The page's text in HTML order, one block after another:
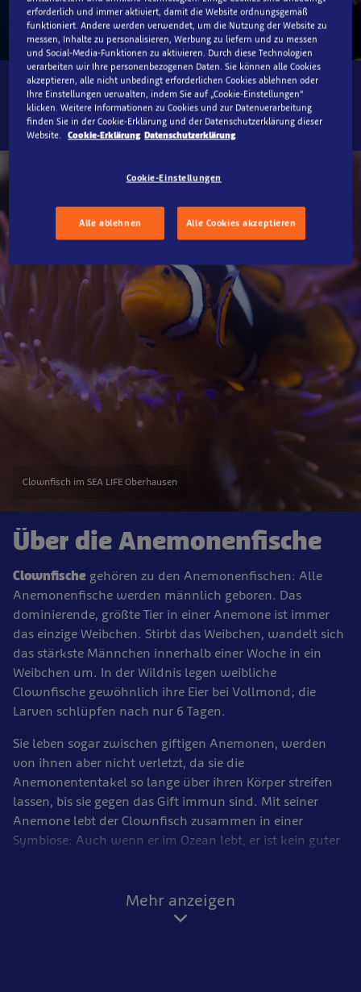
SEA LIFE Oberhausen, Piratenschiff
Clownfisch im SEA LIFE Oberhausen
Über die Anemonenfische
Clownfische gehören zu den Anemonenfischen: Alle
Anemonenfische werden männlich geboren. Das
dominierende, größte Tier in einer Anemone ist immer
das einzige Weibchen. Stirbt das Weibchen, wandelt sich
das stärkste Männchen innerhalb einer Woche in ein
Weibchen um. In der Wildnis legen weibliche
Clownfische gewöhnlich ihre Eier bei Vollmond; die
Larven schlüpfen nach nur 6 Tagen.
Sie leben sogar zwischen giftigen Anemonen, werden
von ihnen aber nicht verletzt, da sie die
Anemonententakel so lange über ihren Körper streifen
lassen, bis sie gegen das Gift immun sind. Mit seiner
Anemone lebt der Clownfisch zusammen in einer
Symbiose: Auch wenn er im Ozean lebt, er ist kein guter
Gleichzeitig kann er die Anemone auch schützen, indem
Mehr anzeigen
erforderlich und immer aktiviert, damit die Website ordnungsgemäß
funktioniert. Andere werden verwendet, um die Nutzung der Website zu
messen, Inhalte zu personalisieren, Werbung zu liefern und zu messen
und Social-Media-Funktionen zu aktivieren. Durch diese Technologien
verarbeiten wir Ihre personenbezogenen Daten. Sie können alle Cookies
akzeptieren, alle nicht unbedingt erforderlichen Cookies ablehnen oder
Ihre Einstellungen verwalten, indem Sie auf „Cookie-Einstellungen“
klicken. Weitere Informationen zu Cookies und zur Datenverarbeitung
finden Sie in der Cookie-Erklärung und der Datenschutzerklärung dieser
Website.
Cookie-Erklärung Datenschutzerklärung
Cookie-Einstellungen
Alle ablehnen Alle Cookies akzeptieren